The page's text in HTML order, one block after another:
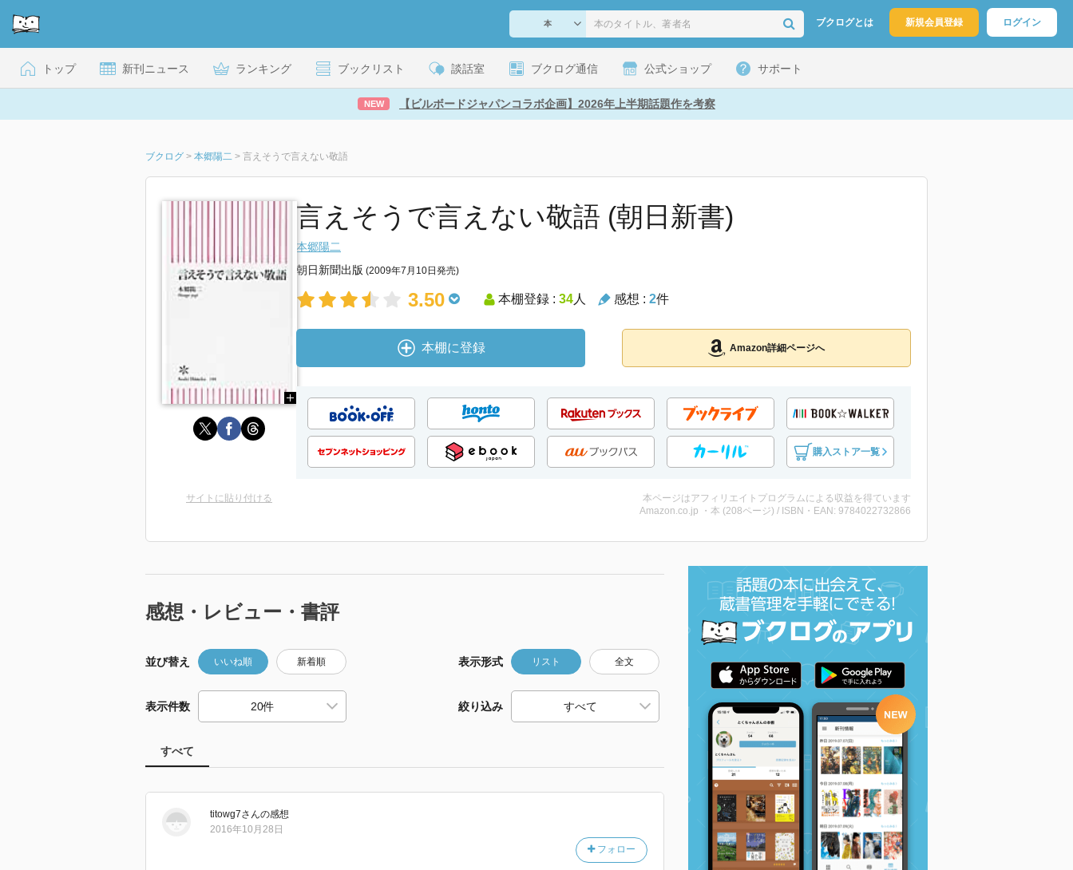
ブクログとは 新規会員登録 ログイン
トップ 新刊ニュース ランキング ブックリスト 談話室 ブクログ通信 公式ショップ サポート
NEW 【ビルボードジャパンコラボ企画】2026年上半期話題作を考察
ブクログ > 本郷陽二 > 言えそうで言えない敬語
言えそうで言えない敬語 (朝日新書)
本郷陽二
朝日新聞出版 (2009年7月10日発売)
3.50 本棚登録 : 34人 感想 : 2件
本棚に登録 Amazon詳細ページへ
購入ストア一覧
サイトに貼り付ける
本ページはアフィリエイトプログラムによる収益を得ています
Amazon.co.jp ・本 (208ページ) / ISBN・EAN: 9784022732866
感想・レビュー・書評
並び替え いいね順 新着順 表示形式 リスト 全文
表示件数 絞り込み
すべて
titowg7さんの感想
フォロー
2016年10月28日